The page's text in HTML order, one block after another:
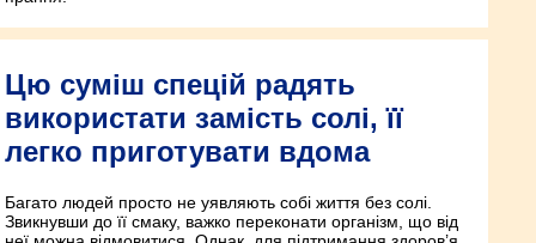
Цю суміш спецій радять
використати замість солі, її
легко приготувати вдома
Багато людей просто не уявляють собі життя без солі.
Звикнувши до її смаку, важко переконати організм, що від